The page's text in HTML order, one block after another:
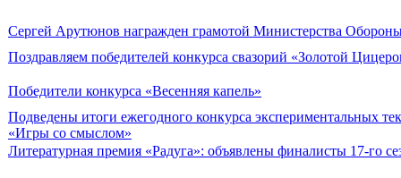
Сергей Арутюнов награжден грамотой Министерства
Поздравляем победителей конкурса свазорий «Золотой
Победители конкурса «Весенняя капель»
Подведены итоги ежегодного конкурса экспериментальных
«Игры со смыслом»
Литературная премия «Радуга»: объявлены финалисты 17-го